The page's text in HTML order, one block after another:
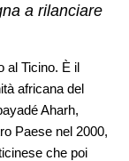
a rilanciare
al Ticino. È il
africana del
Aharh,
Paese nel 2000,
che poi